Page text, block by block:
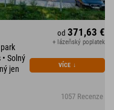
Solný
jen
1057 Recenze
od 371,63 €
+ lázeňský poplatek
VÍCE ↓